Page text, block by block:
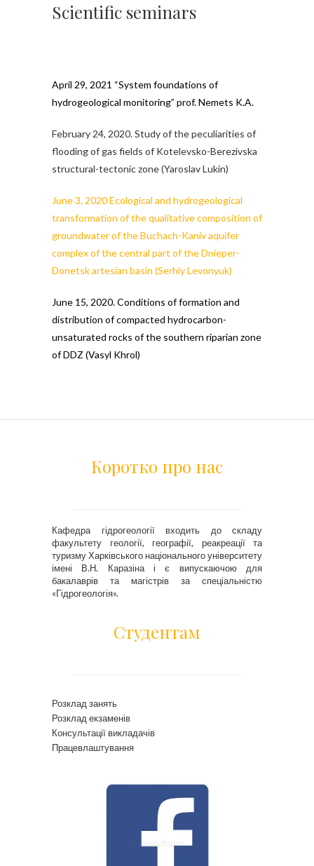
Scientific seminars
April 29, 2021 “System foundations of
hydrogeological monitoring” prof. Nemets K.A.
February 24, 2020. Study of the peculiarities of
flooding of gas fields of Kotelevsko-Berezivska
structural-tectonic zone (Yaroslav Lukin)
June 3, 2020 Ecological and hydrogeological
transformation of the qualitative composition of
groundwater of the Buchach-Kaniv aquifer
complex of the central part of the Dnieper-
Donetsk artesian basin (Serhiy Levonyuk)
June 15, 2020. Conditions of formation and
distribution of compacted hydrocarbon-
unsaturated rocks of the southern riparian zone
of DDZ (Vasyl Khrol)
Коротко про нас
Кафедра гідрогеології входить до складу
факультету геології, географії, реакреації та
туризму Харківського національного університету
імені В.Н. Каразіна і є випускаючою для
бакалаврів та магістрів за спеціальністю
«Гідрогеологія».
Студентам
Розклад занять
Розклад екзаменів
Консультації викладачів
Працевлаштування